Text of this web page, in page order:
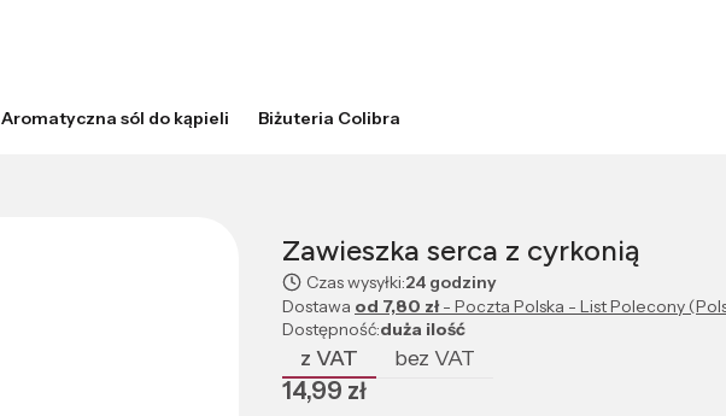
Aromatyczna sól do kąpieli Biżuteria Colibra
Zawieszka serca z cyrkonią
Czas wysyłki:24 godziny
Dostawa od 7,80 zł- Poczta Polska - List Polecony
Dostępność:duża ilość
z VAT bez VAT
Cena
14,99 zł